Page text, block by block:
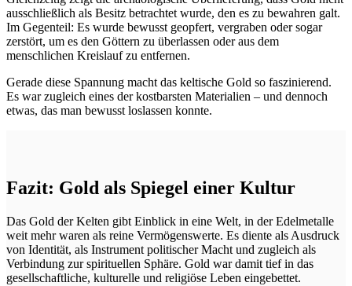
ausschließlich als Besitz betrachtet wurde, den es zu bewahren galt.
Im Gegenteil: Es wurde bewusst geopfert, vergraben oder sogar
zerstört, um es den Göttern zu überlassen oder aus dem
menschlichen Kreislauf zu entfernen.
Gerade diese Spannung macht das keltische Gold so faszinierend.
Es war zugleich eines der kostbarsten Materialien – und dennoch
etwas, das man bewusst loslassen konnte.
Fazit: Gold als Spiegel einer Kultur
Das Gold der Kelten gibt Einblick in eine Welt, in der Edelmetalle
weit mehr waren als reine Vermögenswerte. Es diente als Ausdruck
von Identität, als Instrument politischer Macht und zugleich als
Verbindung zur spirituellen Sphäre. Gold war damit tief in das
gesellschaftliche, kulturelle und religiöse Leben eingebettet.